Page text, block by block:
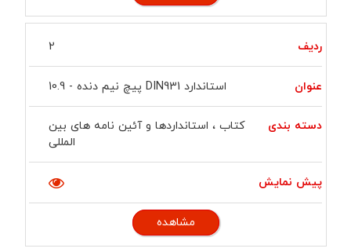
2
استاندارد DIN931 پیچ نیم دنده - 10.9
کتاب ، استانداردها و آئین نامه های بین
المللی
مشاهده